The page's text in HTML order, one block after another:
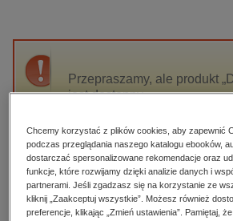
biznesowe, branżowe,
dzienniki
edukacja
hobby, sport, rozrywka
komputery, internet,
Przepraszamy, ale produkt
jest dostępny.
High-contrast mode
Polecane
Chcemy korzystać z plików cookies, aby zapewnić
podczas przeglądania naszego katalogu ebooków,
dostarczać spersonalizowane rekomendacje oraz
funkcje, które rozwijamy dzięki analizie danych i
partnerami. Jeśli zgadzasz się na korzystanie ze
kliknij „Zaakceptuj wszystkie”. Możesz również
preferencje, klikając „Zmień ustawienia”. Pamiętaj,